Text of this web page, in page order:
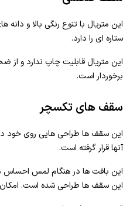
این متریال با تنوع رنگی بالا و
ستاره ای را دارد.
این متریال قابلیت چاپ ندارد و
برخوردار است.
سقف های تکسچر
این سقف ها طراحی هایی روی خود
آنها قرار گرفته است.
این بافت ها در هنگام لمس
این سقف ها طراحی شده است.